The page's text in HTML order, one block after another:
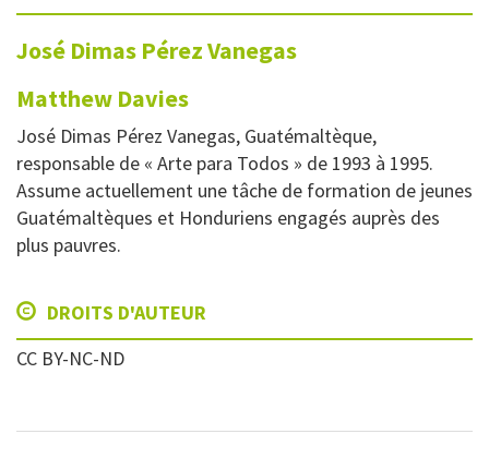
José Dimas Pérez Vanegas
Matthew Davies
José Dimas Pérez Vanegas, Guatémaltèque,
responsable de « Arte para Todos » de 1993 à 1995.
Assume actuellement une tâche de formation de jeunes
Guatémaltèques et Honduriens engagés auprès des
plus pauvres.
DROITS D'AUTEUR
CC BY-NC-ND